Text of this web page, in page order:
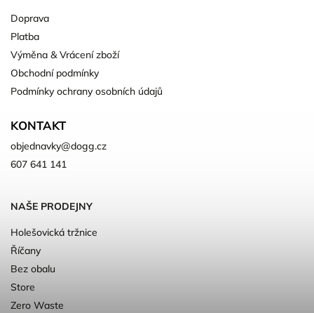
Doprava
Platba
Výměna & Vrácení zboží
Obchodní podmínky
Podmínky ochrany osobních údajů
KONTAKT
objednavky@dogg.cz
607 641 141
NAŠE PRODEJNY
Holešovická tržnice
Říčany
Bez obalu
Store
Zero Waste